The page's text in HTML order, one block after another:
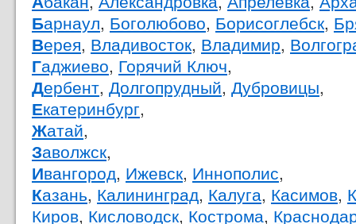
Барнаул, Боголюбово, Борисоглебск,
Верея, Владивосток, Владимир,
Гаджиево, Горячий Ключ,
Дербент, Долгопрудный, Дубровицы,
Екатеринбург,
Жатай,
Заволжск,
Ивангород, Ижевск, Иннополис,
Казань, Калининград, Калуга, Касимов,
Киров, Кисловодск, Кострома,